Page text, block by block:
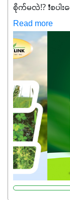
စိုက်မလဲ⁉️ ❗စပါ
ကလည်း တက်နေတဲ့
အထွက်နှုန်းကို ထိန်
ကြောင့် ကိုယ်သုံ
အရည်အသွေးစိတ်ခ
သုံးသင့်ပါတယ်။
Read more